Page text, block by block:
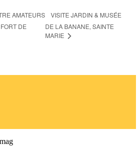
AMATEURS
DE
VISITE JARDIN & MUSÉE
DE LA BANANE, SAINTE
MARIE